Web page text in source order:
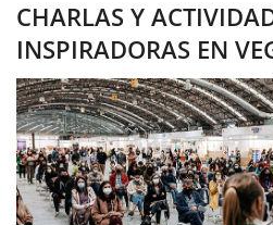
CHARLAS Y
INSPIRADORAS EN